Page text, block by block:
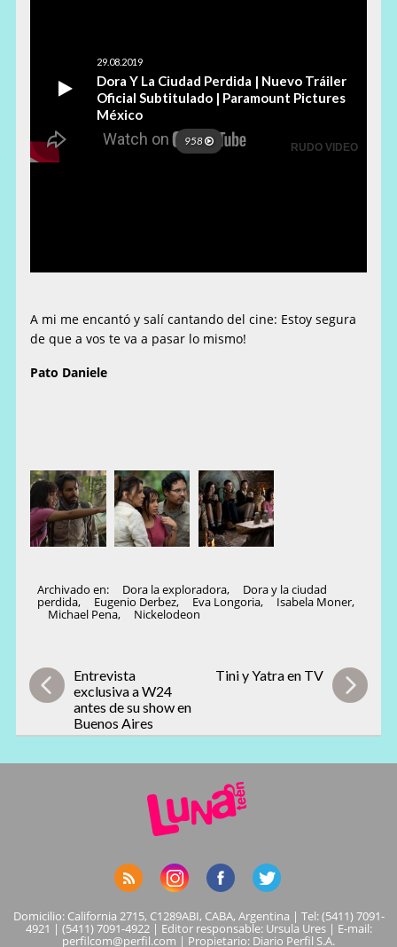
A mi me encantó y salí cantando del cine: Estoy segura
de que a vos te va a pasar lo mismo!
Pato Daniele
Archivado en: Dora la exploradora, Dora y la ciudad
perdida, Eugenio Derbez, Eva Longoria, Isabela Moner,
Michael Pena, Nickelodeon
Entrevista
exclusiva a W24
antes de su show en
Buenos Aires
Tini y Yatra en TV
Domicilio: California 2715, C1289ABI, CABA, Argentina | Tel: (5411) 7091-
4921 | (5411) 7091-4922 | Editor responsable: Ursula Ures | E-mail:
perfilcom@perfil.com | Propietario: Diario Perfil S.A.